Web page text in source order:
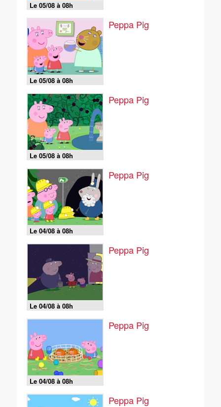
Le 05/08 à 08h
Le 05/08 à 08h
Peppa Pig
Le 05/08 à 08h
Peppa Pig
Le 04/08 à 08h
Peppa Pig
Le 04/08 à 08h
Peppa Pig
Le 04/08 à 08h
Peppa Pig
Peppa Pig